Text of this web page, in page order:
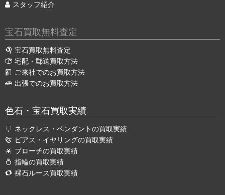
スタッフ紹介
宝石買取無料査定
宝石買取無料査定
宅配・郵送買取方法
ご来社でのお買取方法
出張でのお買取方法
色石・宝石買取実績
ネックレス・ペンダントの買取実績
ピアス・イヤリングの買取実績
ブローチの買取実績
指輪の買取実績
裸石ルース買取実績